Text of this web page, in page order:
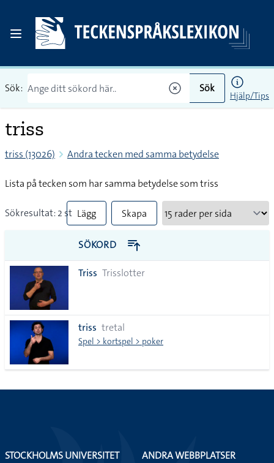
Sök: Sök
Hjälp/Tips
triss
triss (13026) Andra tecken med samma betydelse
Lista på tecken som har samma betydelse som triss
Sökresultat: 2 st Lägg
till
alla i
Skapa
PDF
SÖKORD
Triss Trisslotter
triss tretal
Spel > kortspel > poker
STOCKHOLMS UNIVERSITET
ANDRA WEBBPLATSER